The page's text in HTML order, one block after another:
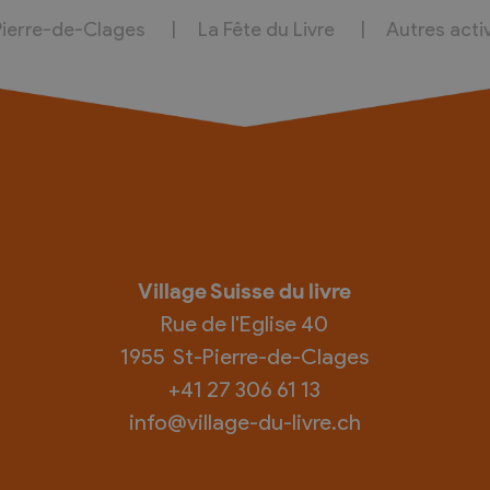
de-Clages La Fête du Livre Autres
Village Suisse du livre
Rue de l'Eglise 40
1955 St-Pierre-de-Clages
+41 27 306 61 13
info@village-du-livre.ch